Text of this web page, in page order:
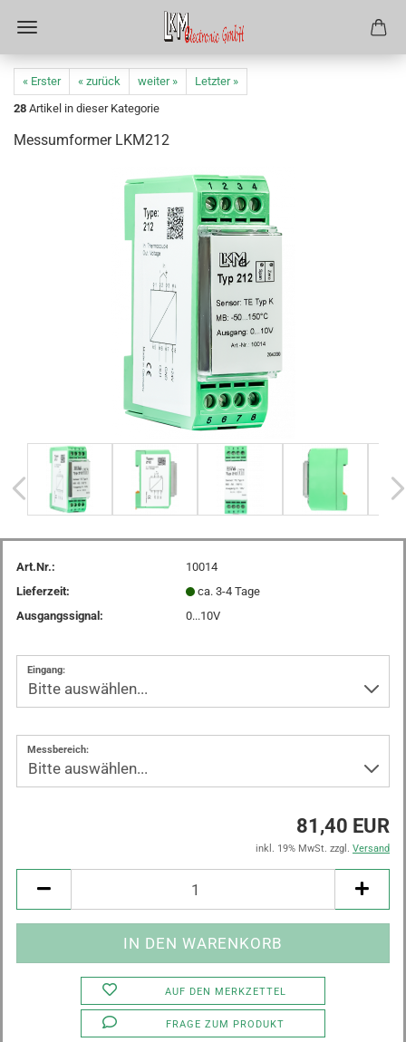
« Erster « zurück weiter »
Letzter »
28 Artikel in dieser Kategorie
Messumformer LKM212
Art.Nr.:
10014
Lieferzeit:
ca. 3-4 Tage
Ausgangssignal:
0...10V
Eingang:
Messbereich:
81,40 EUR
inkl. 19% MwSt. zzgl. Versand
AUF DEN MERKZETTEL
FRAGE ZUM PRODUKT